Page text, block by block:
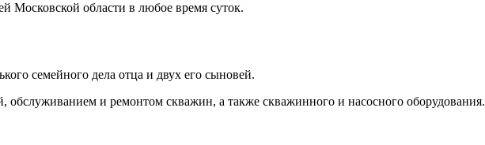
Московской области в любое время суток.
семейного дела отца и двух его сыновей.
обслуживанием и ремонтом скважин, а также скважинного и насосного оборудования.